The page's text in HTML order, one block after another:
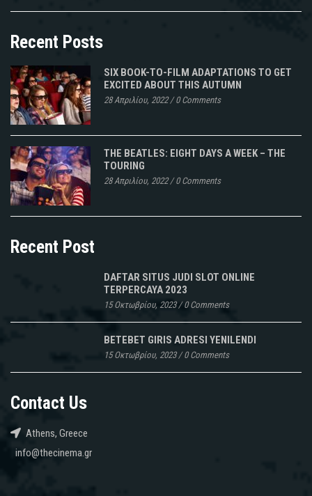
Recent Posts
SIX BOOK-TO-FILM ADAPTATIONS TO GET
EXCITED ABOUT THIS AUTUMN
28 Απριλίου, 2022/0 Comments
THE BEATLES: EIGHT DAYS A WEEK – THE
TOURING
28 Απριλίου, 2022/0 Comments
Recent Post
DAFTAR SITUS JUDI SLOT ONLINE
TERPERCAYA 2023
15 Οκτωβρίου, 2023/0 Comments
BETEBET GIRIS ADRESI YENILENDI
15 Οκτωβρίου, 2023/0 Comments
Contact Us
Athens, Greece
info@thecinema.gr